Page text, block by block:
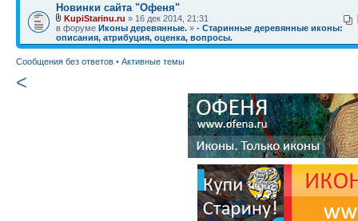
Новинки сайта "Офеня"
KupiStarinu.ru » 16 дек 2014, 21:31
в форуме Иконы деревянные. » - Старинные деревянные иконы:
описания, атрибуция, оценка, вопросы.
Сообщения без ответов • Активные темы
<